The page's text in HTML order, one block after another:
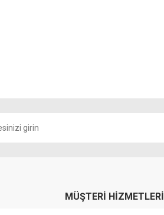
MÜŞTERİ HİZMETLERİ